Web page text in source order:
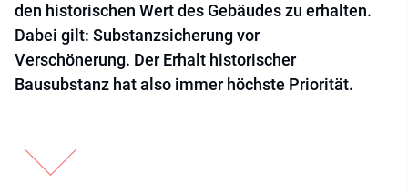
den historischen Wert des Gebäudes zu erhalten.
Dabei gilt: Substanzsicherung vor
Verschönerung. Der Erhalt historischer
Bausubstanz hat also immer höchste Priorität.